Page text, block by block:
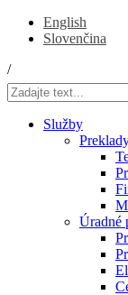
English
Slovenčina
/
Služby
Úradné